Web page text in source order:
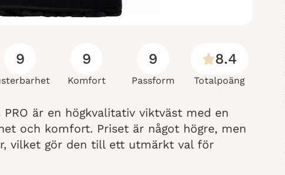
9 9
Komfort
9
Passform
8.4
Totalpoäng
är en högkvalitativ viktväst med en
och komfort. Priset är något högre, men
vilket gör den till ett utmärkt val för